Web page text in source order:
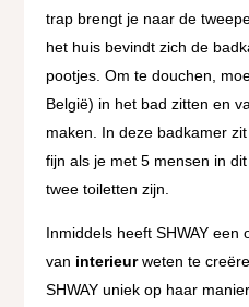
trap brengt je naar de
het huis bevindt zich de
pootjes. Om te douchen,
België) in het bad zitten en
maken. In deze badkamer
fijn als je met 5 mensen in
twee toiletten zijn.
Inmiddels heeft SHWAY een
van interieurweten te
SHWAY uniek op haar